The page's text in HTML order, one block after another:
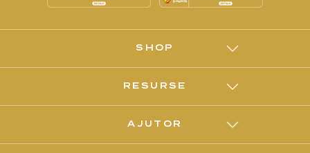
SHOP
RESURSE
AJUTOR